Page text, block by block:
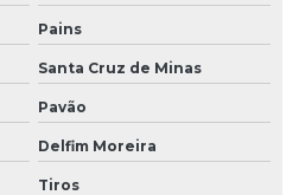
Pains
Santa Cruz de Minas
Pavão
Delfim Moreira
Tiros